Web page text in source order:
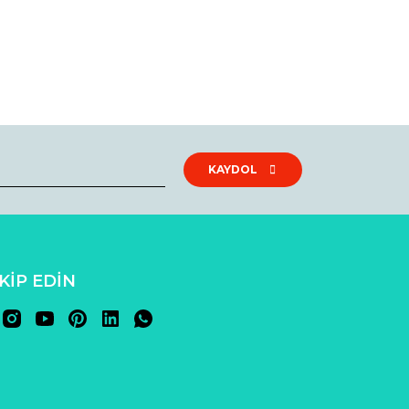
KAYDOL
EDİN